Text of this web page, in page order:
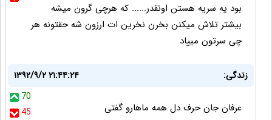
بود یه سریه هستن اونقدر...... که هرچی گرون میشه
بیشتر تلاش میکنن بخرن نخرین ات ارزون شه حقتونه هر
چی سرتون مییاد
زندگی:
۱۳۹۲/۹/۲ ۲۱:۴۴:۲۴
70
45
عرفان جان حرف دل همه ماهارو گفتی